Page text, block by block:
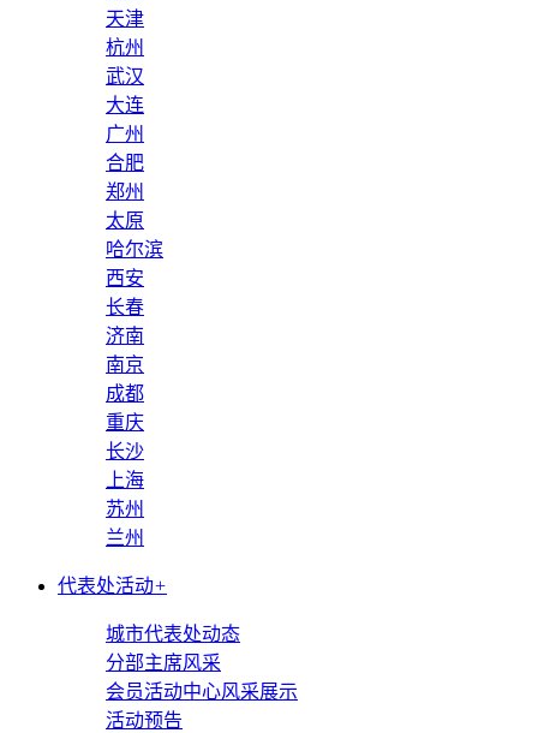
天津
杭州
武汉
大连
广州
合肥
郑州
太原
哈尔滨
西安
长春
济南
南京
成都
重庆
长沙
上海
苏州
兰州
代表处活动+
城市代表处动态
分部主席风采
会员活动中心风采展示
活动预告